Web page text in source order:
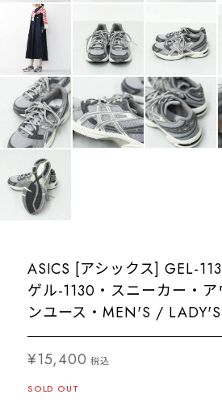
ASICS [アシックス] GEL-
ゲル-1130・スニーカー・
ンユース・MEN'S /
¥15,400 税込
SOLD OUT